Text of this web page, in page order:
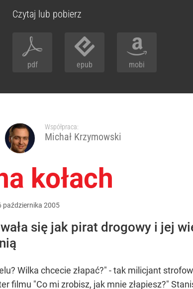
Czytaj lub pobierz
pdf epub mobi
Współpraca:
Michał Krzymowski
kołach
października 2005
się jak pirat drogowy i jej
Wilka chcecie złapać?" - tak milicjant
filmu "Co mi zrobisz, jak mnie złapiesz?"